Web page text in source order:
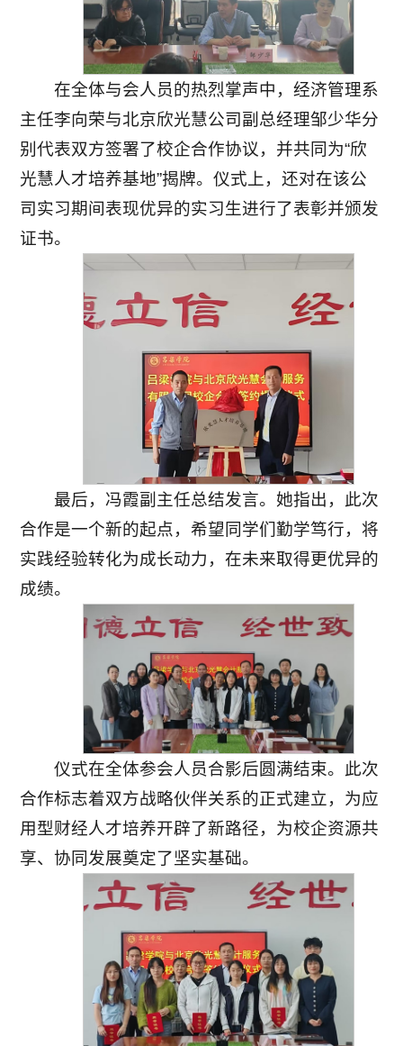
在全体与会人员的热烈掌声中，经济管理系
主任李向荣与北京欣光慧公司副总经理邹少华分
别代表双方签署了校企合作协议，并共同为“欣
光慧人才培养基地”揭牌。仪式上，还对在该公
司实习期间表现优异的实习生进行了表彰并颁发
证书。
最后，冯霞副主任总结发言。她指出，此次
合作是一个新的起点，希望同学们勤学笃行，将
实践经验转化为成长动力，在未来取得更优异的
成绩。
仪式在全体参会人员合影后圆满结束。此次
合作标志着双方战略伙伴关系的正式建立，为应
用型财经人才培养开辟了新路径，为校企资源共
享、协同发展奠定了坚实基础。